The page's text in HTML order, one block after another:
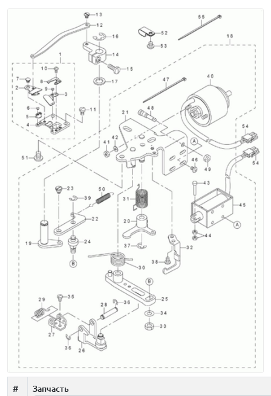
# Запчасть